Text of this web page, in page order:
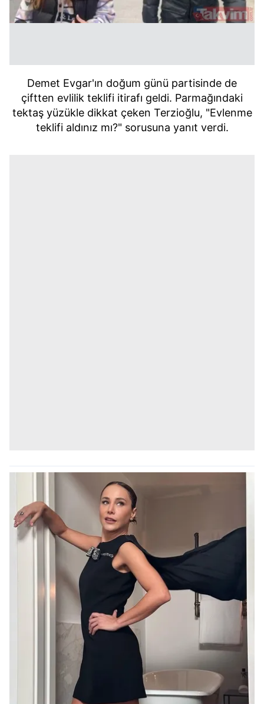
Demet Evgar'ın doğum günü partisinde de
çiftten evlilik teklifi itirafı geldi. Parmağındaki
tektaş yüzükle dikkat çeken Terzioğlu, "Evlenme
teklifi aldınız mı?" sorusuna yanıt verdi.